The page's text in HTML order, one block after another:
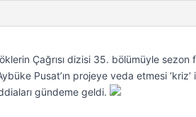
Çağrısı dizisi 35. bölümüyle sezon
Pusat’ın projeye veda etmesi ‘kriz’
gündeme geldi.